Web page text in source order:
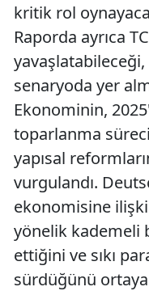
kritik rol
Raporda ayrıca
senaryoda yer
Ekonominin,
toparlanma
yapısal
vurgulandı.
ekonomisine
yönelik kademeli
ettiğini ve sıkı
sürdüğünü